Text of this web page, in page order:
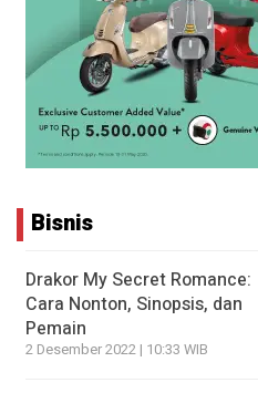
Bisnis
Drakor My Secret Romance:
Cara Nonton, Sinopsis, dan
Pemain
2 Desember 2022 | 10:33 WIB